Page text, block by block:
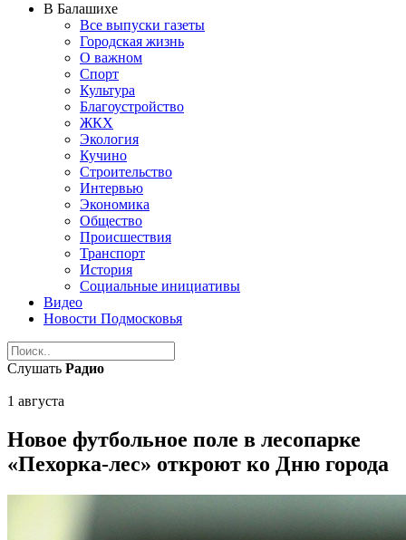
В Балашихе
Все выпуски газеты
Городская жизнь
О важном
Спорт
Культура
Благоустройство
ЖКХ
Экология
Кучино
Строительство
Интервью
Экономика
Общество
Происшествия
Транспорт
История
Социальные инициативы
Видео
Новости Подмосковья
Слушать Радио
1 августа
Новое футбольное поле в лесопарке
«Пехорка-лес» откроют ко Дню города